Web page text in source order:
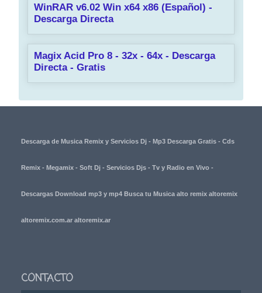
WinRAR v6.02 Win x64 x86 (Español) -
Descarga Directa
Magix Acid Pro 8 - 32x - 64x - Descarga
Directa - Gratis
Descarga de Musica Remix y Servicios Dj - Mp3 Descarga Gratis - Cds
Remix - Megamix - Soft Dj - Servicios Djs - Tv y Radio en Vivo -
Descargas Download mp3 y mp4 Busca tu Musica alto remix altoremix
altoremix.com.ar altoremix.ar
CONTACTO